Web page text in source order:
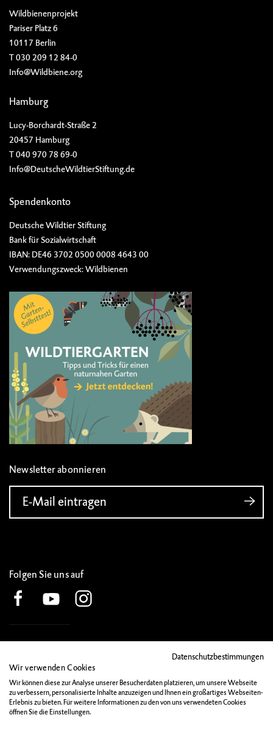
Wildbienenprojekt
Pariser Platz 6
10117 Berlin
T 030 209 12 84-0
Info@Wildbiene.org
Hamburg
Lucy-Borchardt-Straße 2
20457 Hamburg
T 040 970 78 69-0
Info@DeutscheWildtierStiftung.de
Spendenkonto
Deutsche Wildtier Stiftung
Bank für Sozialwirtschaft
IBAN: DE46 3702 0500 0008 4643 00
Verwendungszweck: Wildbienen
Newsletter abonnieren
E-Mail eintragen
Folgen Sie uns auf
DATENSCHUTZ
MATERIALIEN
KONTAKT
Datenschutzbestimmungen
Wir verwenden Cookies
Wir können diese zur Analyse unserer Besucherdaten platzieren, um unsere Webseite
zu verbessern, personalisierte Inhalte anzuzeigen und Ihnen ein großartiges Webseiten-
Erlebnis zu bieten. Für weitere Informationen zu den von uns verwendeten Cookies
öffnen Sie die Einstellungen.